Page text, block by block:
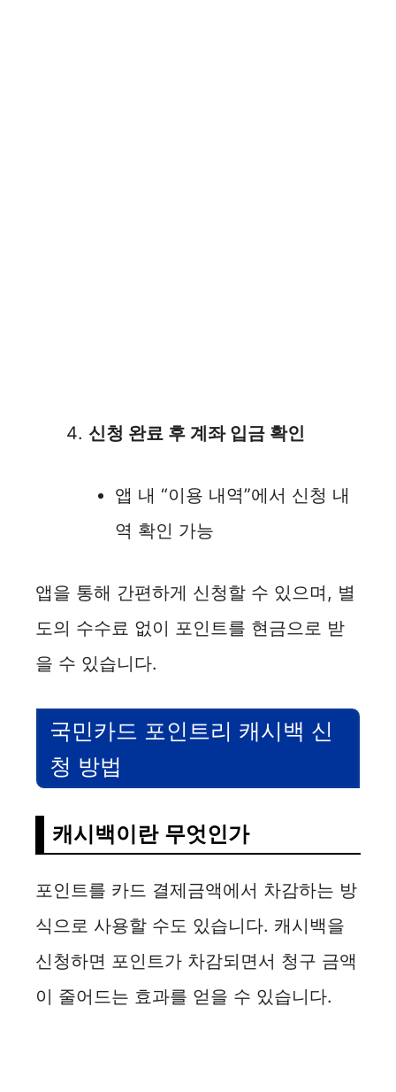
신청 완료 후 계좌 입금 확인
앱 내 “이용 내역”에서 신청 내
역 확인 가능
앱을 통해 간편하게 신청할 수 있으며, 별
도의 수수료 없이 포인트를 현금으로 받
을 수 있습니다.
국민카드 포인트리 캐시백 신
청 방법
캐시백이란 무엇인가
포인트를 카드 결제금액에서 차감하는 방
식으로 사용할 수도 있습니다. 캐시백을
신청하면 포인트가 차감되면서 청구 금액
이 줄어드는 효과를 얻을 수 있습니다.